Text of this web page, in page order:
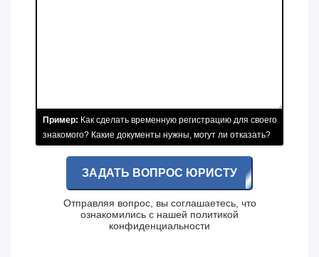
Пример: Как сделать временную регистрацию для своего
знакомого? Какие документы нужны, могут ли отказать?
ЗАДАТЬ ВОПРОС ЮРИСТУ
Отправляя вопрос, вы соглашаетесь, что
ознакомились с нашей политикой
конфиденциальности